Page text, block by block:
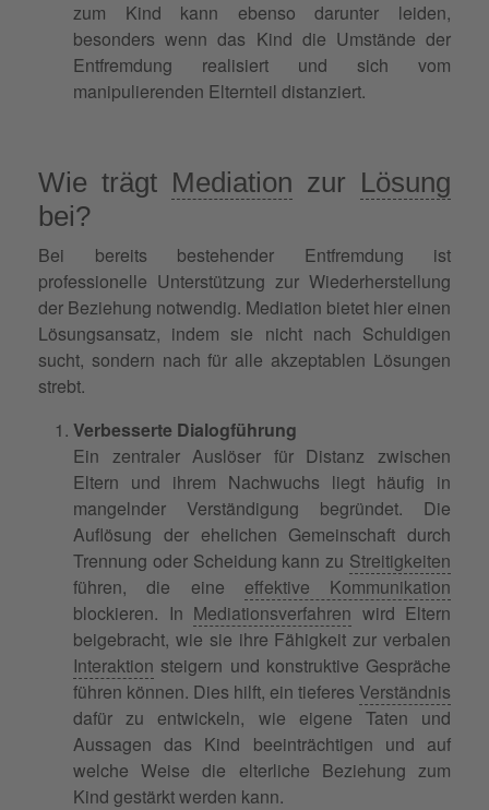
zum Kind kann ebenso darunter leiden,
besonders wenn das Kind die Umstände der
Entfremdung realisiert und sich vom
manipulierenden Elternteil distanziert.
Wie trägt Mediation zur Lösung
bei?
Bei bereits bestehender Entfremdung ist
professionelle Unterstützung zur Wiederherstellung
der Beziehung notwendig. Mediation bietet hier einen
Lösungsansatz, indem sie nicht nach Schuldigen
sucht, sondern nach für alle akzeptablen Lösungen
strebt.
Verbesserte Dialogführung
Ein zentraler Auslöser für Distanz zwischen
Eltern und ihrem Nachwuchs liegt häufig in
mangelnder Verständigung begründet. Die
Auflösung der ehelichen Gemeinschaft durch
Trennung oder Scheidung kann zu Streitigkeiten
führen, die eine effektive Kommunikation
blockieren. In Mediationsverfahren wird Eltern
beigebracht, wie sie ihre Fähigkeit zur verbalen
Interaktion steigern und konstruktive Gespräche
führen können. Dies hilft, ein tieferes Verständnis
dafür zu entwickeln, wie eigene Taten und
Aussagen das Kind beeinträchtigen und auf
welche Weise die elterliche Beziehung zum
Kind gestärkt werden kann.